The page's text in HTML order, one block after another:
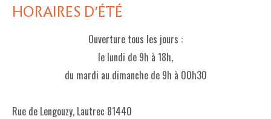
HORAIRES D'ÉTÉ
Ouverture tous les jours :
le lundi de 9h à 18h,
du mardi au dimanche de 9h à 00h30
Rue de Lengouzy, Lautrec 81440